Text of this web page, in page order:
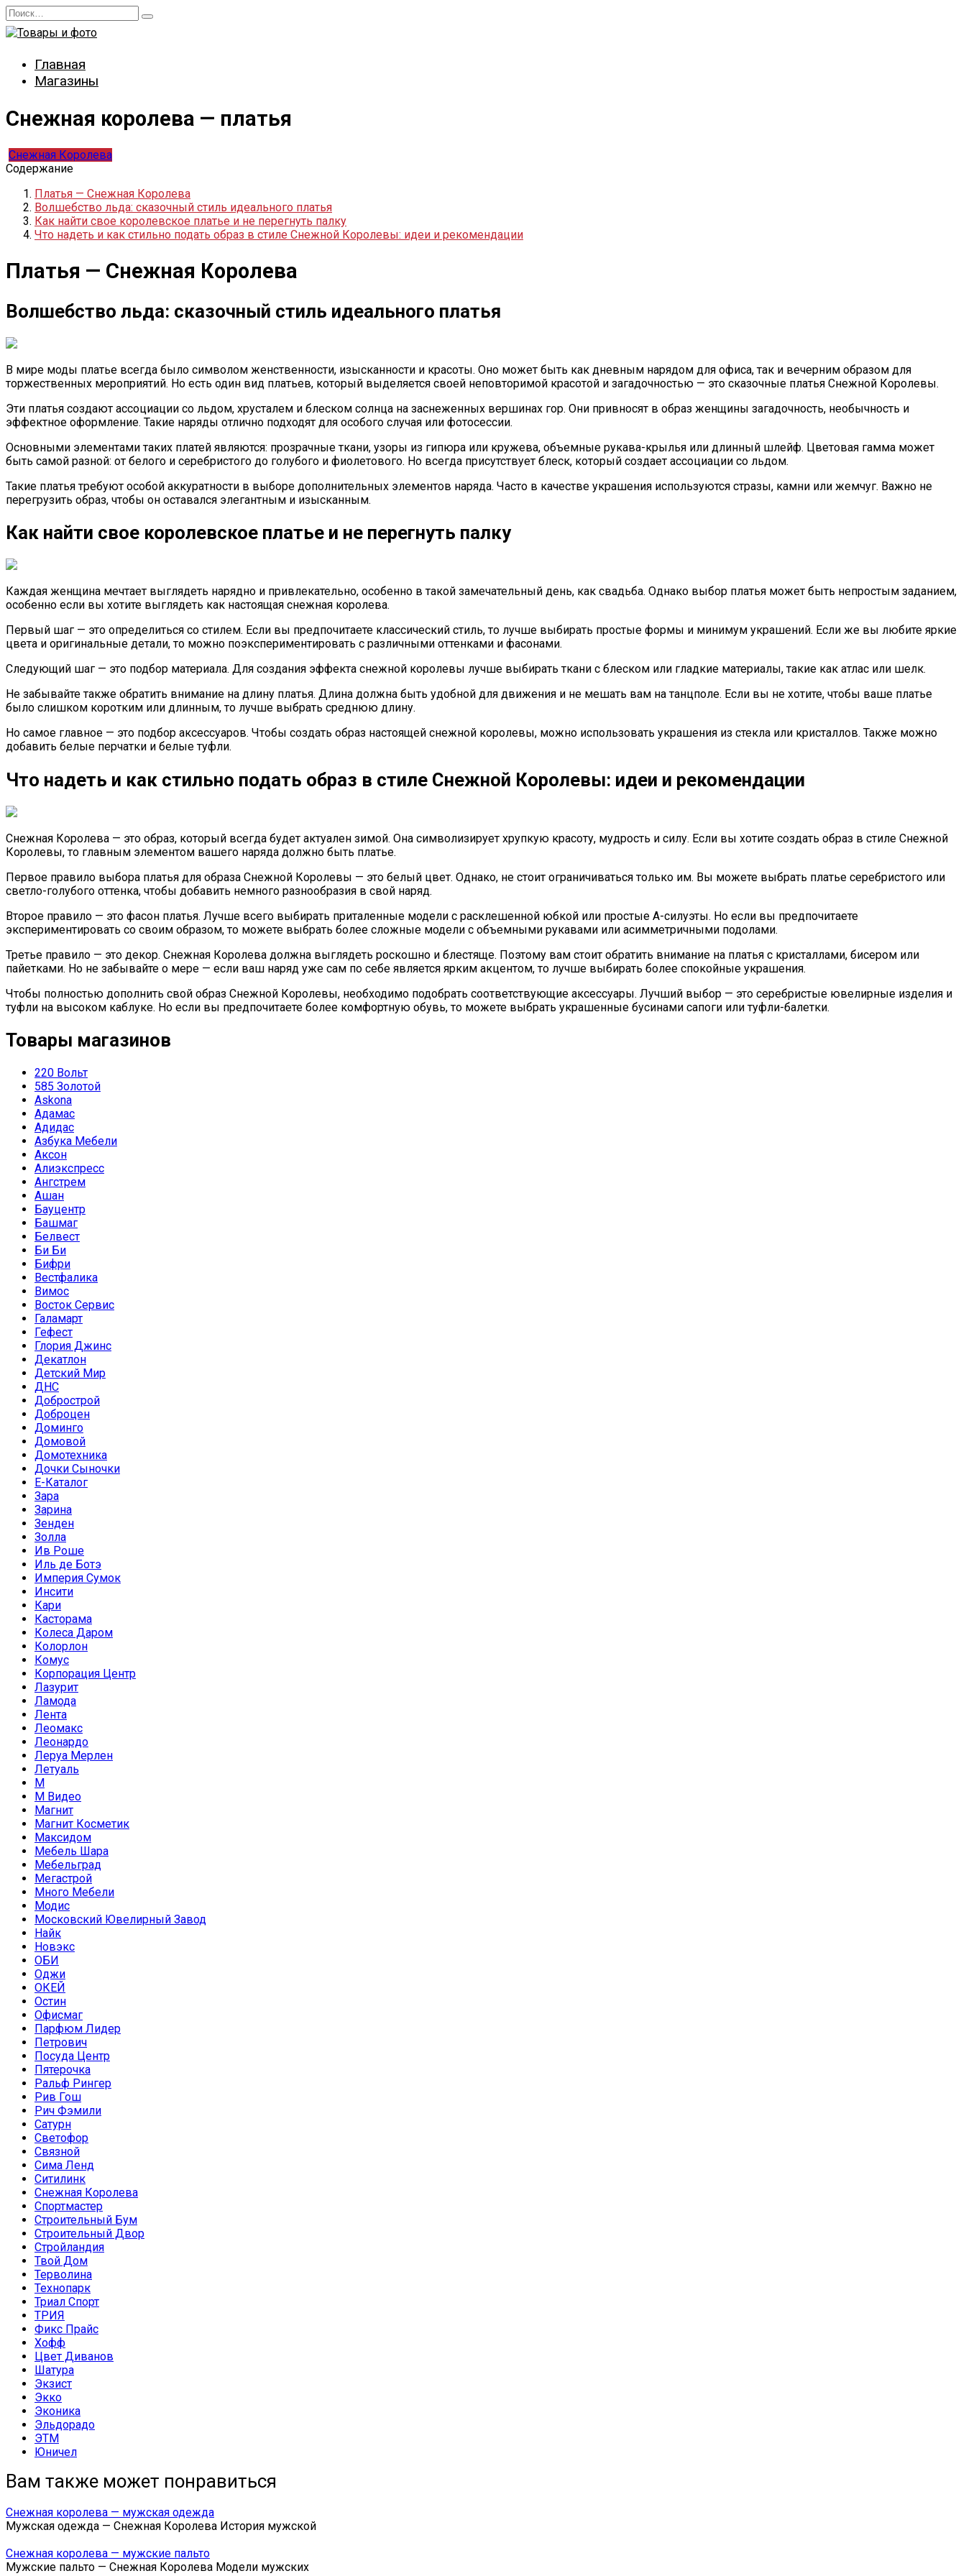
Перейти
к
содержанию
Search
for:
Главная
Магазины
Снежная королева — платья
Снежная Королева
Содержание
Платья — Снежная Королева
Волшебство льда: сказочный стиль идеального платья
Как найти свое королевское платье и не перегнуть палку
Что надеть и как стильно подать образ в стиле Снежной Королевы: идеи и рекомендации
Платья — Снежная Королева
Волшебство льда: сказочный стиль идеального платья
В мире моды платье всегда было символом женственности, изысканности и красоты. Оно может быть как дневным нарядом для офиса, так и вечерним образом для
торжественных мероприятий. Но есть один вид платьев, который выделяется своей неповторимой красотой и загадочностью — это сказочные платья Снежной Королевы.
Эти платья создают ассоциации со льдом, хрусталем и блеском солнца на заснеженных вершинах гор. Они привносят в образ женщины загадочность, необычность и
эффектное оформление. Такие наряды отлично подходят для особого случая или фотосессии.
Основными элементами таких платей являются: прозрачные ткани, узоры из гипюра или кружева, объемные рукава-крылья или длинный шлейф. Цветовая гамма может
быть самой разной: от белого и серебристого до голубого и фиолетового. Но всегда присутствует блеск, который создает ассоциации со льдом.
Такие платья требуют особой аккуратности в выборе дополнительных элементов наряда. Часто в качестве украшения используются стразы, камни или жемчуг. Важно не
перегрузить образ, чтобы он оставался элегантным и изысканным.
Как найти свое королевское платье и не перегнуть палку
Каждая женщина мечтает выглядеть нарядно и привлекательно, особенно в такой замечательный день, как свадьба. Однако выбор платья может быть непростым заданием,
особенно если вы хотите выглядеть как настоящая снежная королева.
Первый шаг — это определиться со стилем. Если вы предпочитаете классический стиль, то лучше выбирать простые формы и минимум украшений. Если же вы любите яркие
цвета и оригинальные детали, то можно поэкспериментировать с различными оттенками и фасонами.
Следующий шаг — это подбор материала. Для создания эффекта снежной королевы лучше выбирать ткани с блеском или гладкие материалы, такие как атлас или шелк.
Не забывайте также обратить внимание на длину платья. Длина должна быть удобной для движения и не мешать вам на танцполе. Если вы не хотите, чтобы ваше платье
было слишком коротким или длинным, то лучше выбрать среднюю длину.
Но самое главное — это подбор аксессуаров. Чтобы создать образ настоящей снежной королевы, можно использовать украшения из стекла или кристаллов. Также можно
добавить белые перчатки и белые туфли.
Что надеть и как стильно подать образ в стиле Снежной Королевы: идеи и рекомендации
Снежная Королева — это образ, который всегда будет актуален зимой. Она символизирует хрупкую красоту, мудрость и силу. Если вы хотите создать образ в стиле Снежной
Королевы, то главным элементом вашего наряда должно быть платье.
Первое правило выбора платья для образа Снежной Королевы — это белый цвет. Однако, не стоит ограничиваться только им. Вы можете выбрать платье серебристого или
светло-голубого оттенка, чтобы добавить немного разнообразия в свой наряд.
Второе правило — это фасон платья. Лучше всего выбирать приталенные модели с расклешенной юбкой или простые A-силуэты. Но если вы предпочитаете
экспериментировать со своим образом, то можете выбрать более сложные модели с объемными рукавами или асимметричными подолами.
Третье правило — это декор. Снежная Королева должна выглядеть роскошно и блестяще. Поэтому вам стоит обратить внимание на платья с кристаллами, бисером или
пайетками. Но не забывайте о мере — если ваш наряд уже сам по себе является ярким акцентом, то лучше выбирать более спокойные украшения.
Чтобы полностью дополнить свой образ Снежной Королевы, необходимо подобрать соответствующие аксессуары. Лучший выбор — это серебристые ювелирные изделия и
туфли на высоком каблуке. Но если вы предпочитаете более комфортную обувь, то можете выбрать украшенные бусинами сапоги или туфли-балетки.
Товары магазинов
220 Вольт
585 Золотой
Askona
Адамас
Адидас
Азбука Мебели
Аксон
Алиэкспресс
Ангстрем
Ашан
Бауцентр
Башмаг
Белвест
Би Би
Бифри
Вестфалика
Вимос
Восток Сервис
Галамарт
Гефест
Глория Джинс
Декатлон
Детский Мир
ДНС
Добрострой
Доброцен
Доминго
Домовой
Домотехника
Дочки Сыночки
Е-Каталог
Зара
Зарина
Зенден
Золла
Ив Роше
Иль де Ботэ
Империя Сумок
Инсити
Кари
Касторама
Колеса Даром
Колорлон
Комус
Корпорация Центр
Лазурит
Ламода
Лента
Леомакс
Леонардо
Леруа Мерлен
Летуаль
М
М Видео
Магнит
Магнит Косметик
Максидом
Мебель Шара
Мебельград
Мегастрой
Много Мебели
Модис
Московский Ювелирный Завод
Найк
Новэкс
ОБИ
Оджи
ОКЕЙ
Остин
Офисмаг
Парфюм Лидер
Петрович
Посуда Центр
Пятерочка
Ральф Рингер
Рив Гош
Рич Фэмили
Сатурн
Светофор
Связной
Сима Ленд
Ситилинк
Снежная Королева
Спортмастер
Строительный Бум
Строительный Двор
Стройландия
Твой Дом
Терволина
Технопарк
Триал Спорт
ТРИЯ
Фикс Прайс
Хофф
Цвет Диванов
Шатура
Экзист
Экко
Эконика
Эльдорадо
ЭТМ
Юничел
Вам также может понравиться
Снежная королева — мужская одежда
Мужская одежда — Снежная Королева История мужской
Снежная королева — мужские пальто
Мужские пальто — Снежная Королева Модели мужских